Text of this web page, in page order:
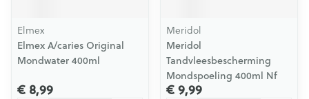
Elmex
Elmex A/caries Original
Mondwater 400ml
€ 8,99
Meridol
Meridol
Tandvleesbescherming
Mondspoeling 400ml Nf
€ 9,99